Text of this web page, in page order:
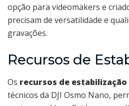
opção para videomakers e
precisam de versatilidade e
gravações.
Recursos de
Os recursos de estabilização
técnicos da DJI Osmo Nano,